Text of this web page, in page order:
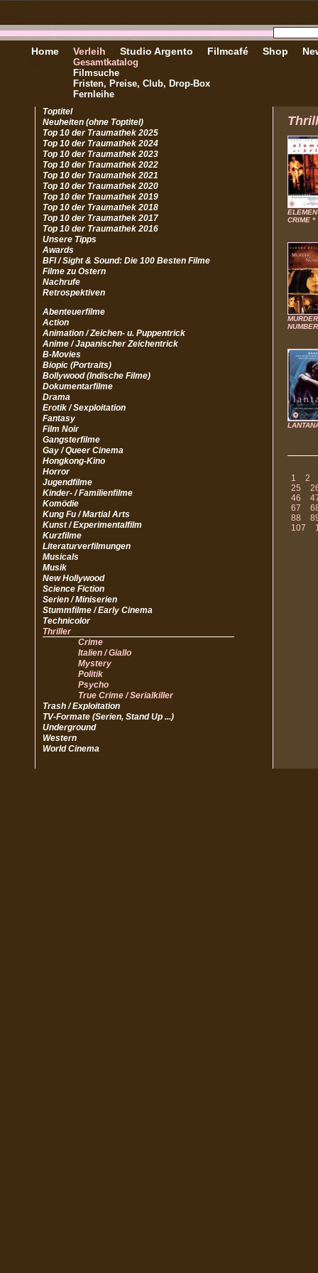
Home Verleih
Gesamtkatalog
Filmsuche
Fristen, Preise, Club, Drop-Box
Fernleihe
Studio Argento Filmcafé Shop
Toptitel
Neuheiten (ohne Toptitel)
Top 10 der Traumathek 2025
Top 10 der Traumathek 2024
Top 10 der Traumathek 2023
Top 10 der Traumathek 2022
Top 10 der Traumathek 2021
Top 10 der Traumathek 2020
Top 10 der Traumathek 2019
Top 10 der Traumathek 2018
Top 10 der Traumathek 2017
Top 10 der Traumathek 2016
Unsere Tipps
Awards
BFI / Sight & Sound: Die 100 Besten Filme
Filme zu Ostern
Nachrufe
Retrospektiven
Abenteuerfilme
Action
Animation / Zeichen- u. Puppentrick
Anime / Japanischer Zeichentrick
B-Movies
Biopic (Portraits)
Bollywood (Indische Filme)
Dokumentarfilme
Drama
Erotik / Sexploitation
Fantasy
Film Noir
Gangsterfilme
Gay / Queer Cinema
Hongkong-Kino
Horror
Jugendfilme
Kinder- / Familienfilme
Komödie
Kung Fu / Martial Arts
Kunst / Experimentalfilm
Kurzfilme
Literaturverfilmungen
Musicals
Musik
New Hollywood
Science Fiction
Serien / Miniserien
Stummfilme / Early Cinema
Technicolor
Thriller
Crime
Italien / Giallo
Mystery
Politik
Psycho
True Crime / Serialkiller
Trash / Exploitation
TV-Formate (Serien, Stand Up ...)
Underground
Western
World Cinema
CRIME *
1
2
25
46
67
88
107